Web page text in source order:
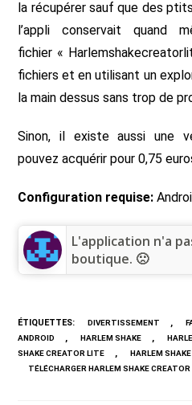
la récupérer sauf que des
l’appli conservait quand
fichier «
fichiers et en utilisant un
la main dessus sans trop de
Sinon, il existe aussi une
pouvez acquérir pour 0,75
Configuration requise:
L'application n'a
boutique. 🙁
ÉTIQUETTES: DIVERTISSEMENT ,
ANDROID
, HARLEM SHAKE ,
SHAKE CREATOR LITE
, HARLEM
TÉLÉCHARGER HARLEM SHAKE